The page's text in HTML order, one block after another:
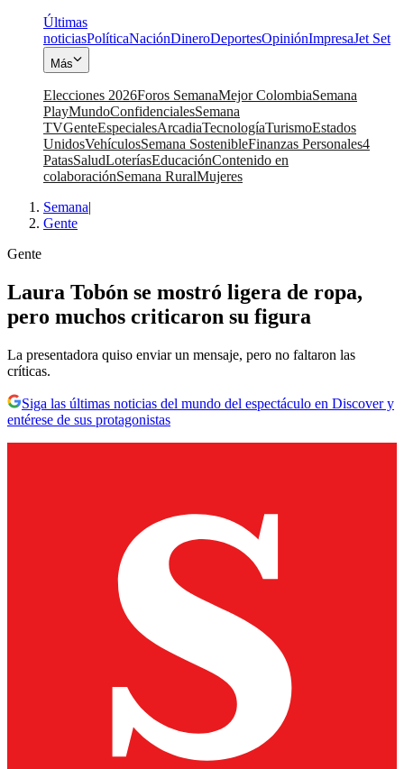
Últimas
noticiasPolíticaNaciónDineroDeportesOpiniónImpresaJet Set
Más
Elecciones 2026Foros SemanaMejor ColombiaSemana
PlayMundoConfidencialesSemana
TVGenteEspecialesArcadiaTecnologíaTurismoEstados
UnidosVehículosSemana SostenibleFinanzas Personales4
PatasSaludLoteríasEducaciónContenido en
colaboraciónSemana RuralMujeres
Semana|
Gente
Gente
Laura Tobón se mostró ligera de ropa,
pero muchos criticaron su figura
La presentadora quiso enviar un mensaje, pero no faltaron las
críticas.
Siga las últimas noticias del mundo del espectáculo en Discover y
entérese de sus protagonistas